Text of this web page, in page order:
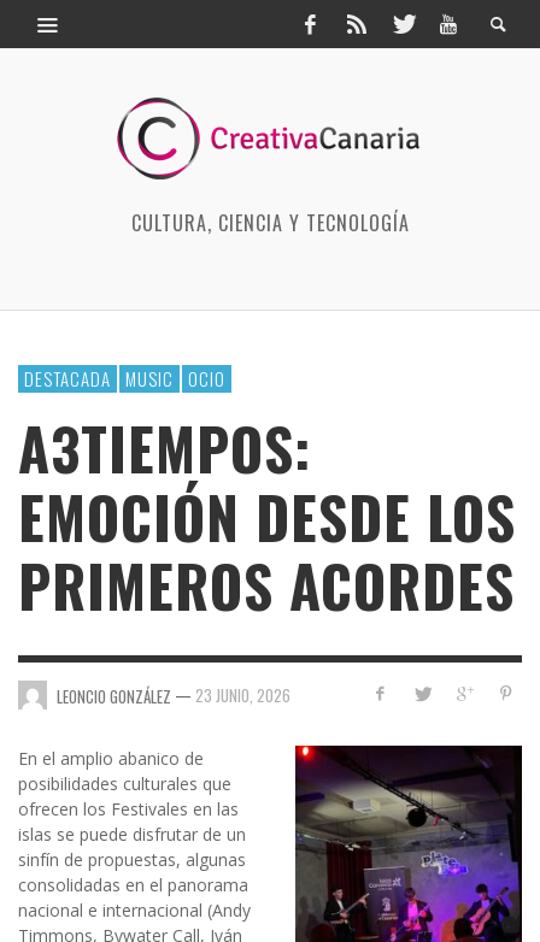
CULTURA, CIENCIA Y TECNOLOGÍA
DESTACADA MUSIC OCIO
A3TIEMPOS:
EMOCIÓN DESDE LOS
PRIMEROS ACORDES
LEONCIO GONZÁLEZ — 23 JUNIO, 2026
En el amplio abanico de
posibilidades culturales que
ofrecen los Festivales en las
islas se puede disfrutar de un
sinfín de propuestas, algunas
consolidadas en el panorama
nacional e internacional (Andy
Timmons, Bywater Call, Iván